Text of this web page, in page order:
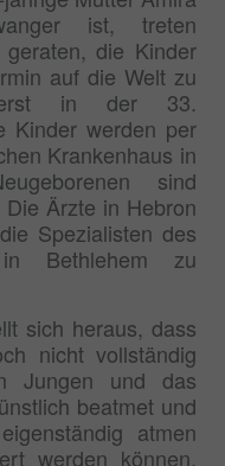
ist, treten
die Kinder
auf die Welt zu
in der 33.
Kinder werden per
Krankenhaus in
sind
Ärzte in Hebron
Spezialisten des
Bethlehem zu
sich heraus, dass
nicht vollständig
Jungen und das
beatmet und
atmen
werden können.